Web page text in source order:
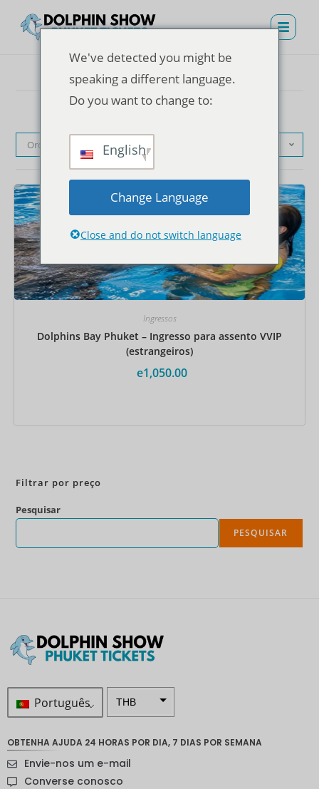
Ordenação padrão
Ingressos
Dolphins Bay Phuket – Ingresso para assento VVIP
(estrangeiros)
e1,050.00
Filtrar por preço
Pesquisar
PESQUISAR
Português THB
sueca
OBTENHA AJUDA 24 HORAS POR DIA, 7 DIAS POR SEMANA
Envie-nos um e-mail
Converse conosco
We've detected you might be
speaking a different language.
Do you want to change to:
English
Change Language
Close and do not switch language